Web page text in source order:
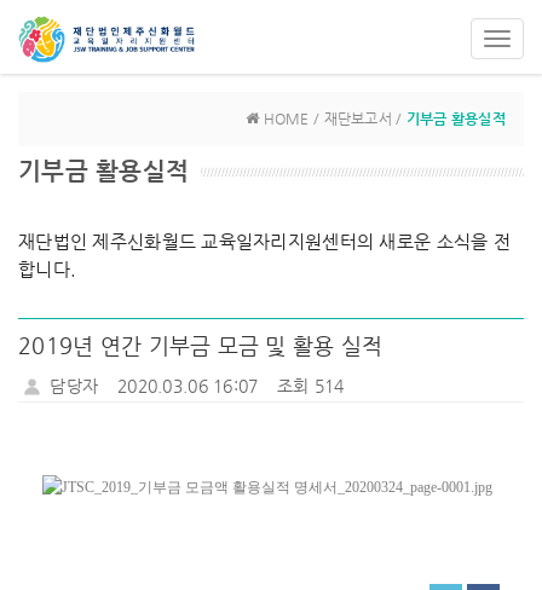
HOME / 재단보고서 / 기부금 활용실적
기부금 활용실적
재단법인 제주신화월드 교육일자리지원센터의 새로운 소식을 전
합니다.
2019년 연간 기부금 모금 및 활용 실적
담당자 2020.03.06 16:07 조회 514